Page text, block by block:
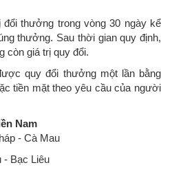
thưởng trong vòng 30 ngày kể
thưởng. Sau thời gian quy định,
còn giá trị quy đổi.
quy đổi thưởng một lần bằng
tiền mặt theo yêu cầu của người
Nam
- Cà Mau
- Bạc Liêu